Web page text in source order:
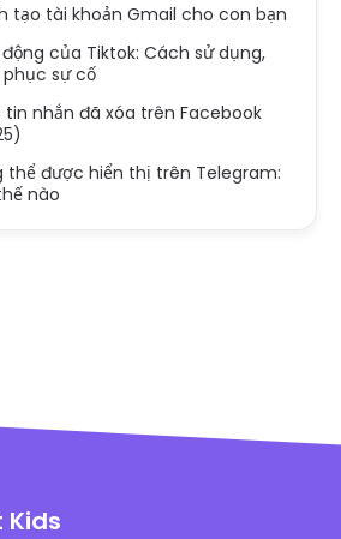
tạo tài khoản Gmail cho con bạn
của Tiktok: Cách sử dụng,
sự cố
nhắn đã xóa trên Facebook
thể được hiển thị trên Telegram:
nào
Kids